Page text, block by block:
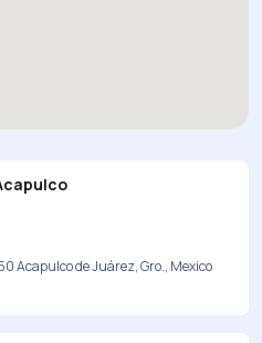
Acapulco de Juárez, Gro., Mexico